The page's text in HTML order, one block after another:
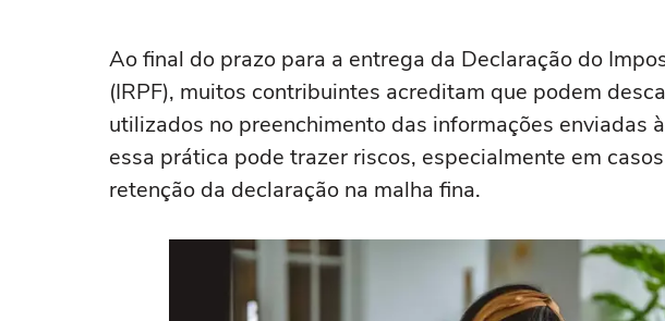
Ao final do prazo para a entrega da Declaração do
(IRPF), muitos contribuintes acreditam que podem
utilizados no preenchimento das informações enviadas
essa prática pode trazer riscos, especialmente em
retenção da declaração na malha fina.